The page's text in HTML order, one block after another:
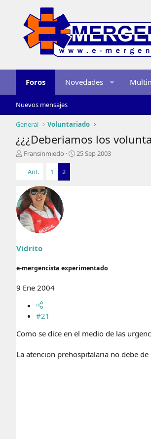
Foros Novedades
Nuevos mensajes
General Voluntariado
¿¿¿Deberiamos los
I
a
d
o
r
l
e
a
Fransinmiedo
F
25 Sep 2003
Ant. 1 2
Vidrito
e-mergencista experimentado
9 Ene 2004
#21
Como se dice en el medio de las
La atencion prehospitalaria no debe